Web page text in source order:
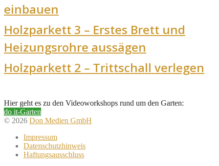
einbauen
Holzparkett 3 – Erstes Brett und
Heizungsrohre aussägen
Holzparkett 2 – Trittschall verlegen
Hier geht es zu den Videoworkshops rund um den Garten:
do it-Garten
© 2026 Don Medien GmbH
Impressum
Datenschutzhinweis
Haftungsausschluss